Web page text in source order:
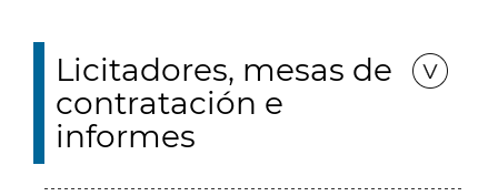
Licitadores, mesas de
contratación e
informes